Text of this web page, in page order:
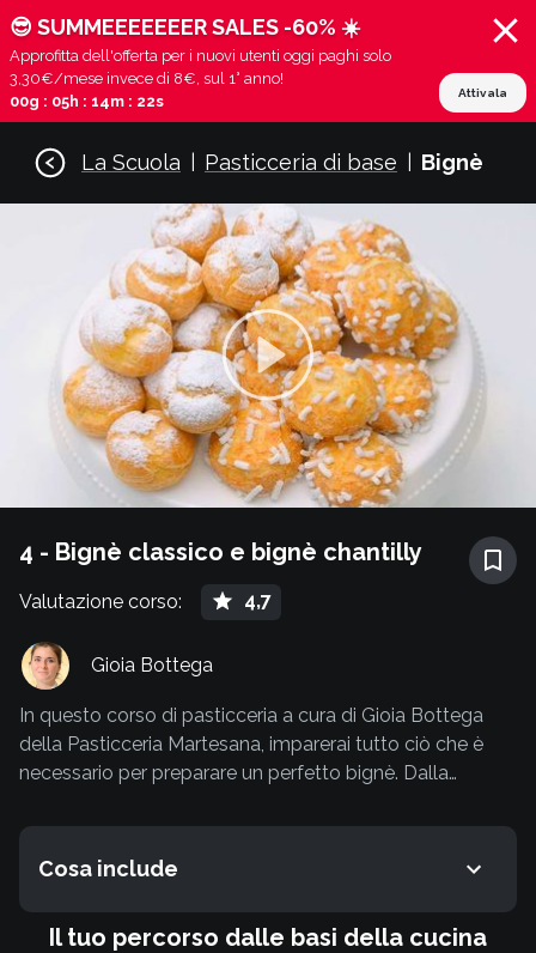
😎 SUMMEEEEEEER SALES -60% ☀️
Approfitta dell'offerta per i nuovi utenti oggi paghi solo
3,30€/mese invece di 8€, sul 1° anno!
00g : 05h : 14m : 21s
Attivala
La Scuola Pasticceria di base Bignè
4 - Bignè classico e bignè chantilly
Valutazione corso: 4,7
Gioia Bottega
In questo corso di pasticceria a cura di Gioia Bottega
della Pasticceria Martesana, imparerai tutto ciò che è
necessario per preparare un perfetto bignè. Dalla
chantilly, passando per bignè craquelin, éclair e Paris-
Cosa include
Il tuo percorso dalle basi della cucina